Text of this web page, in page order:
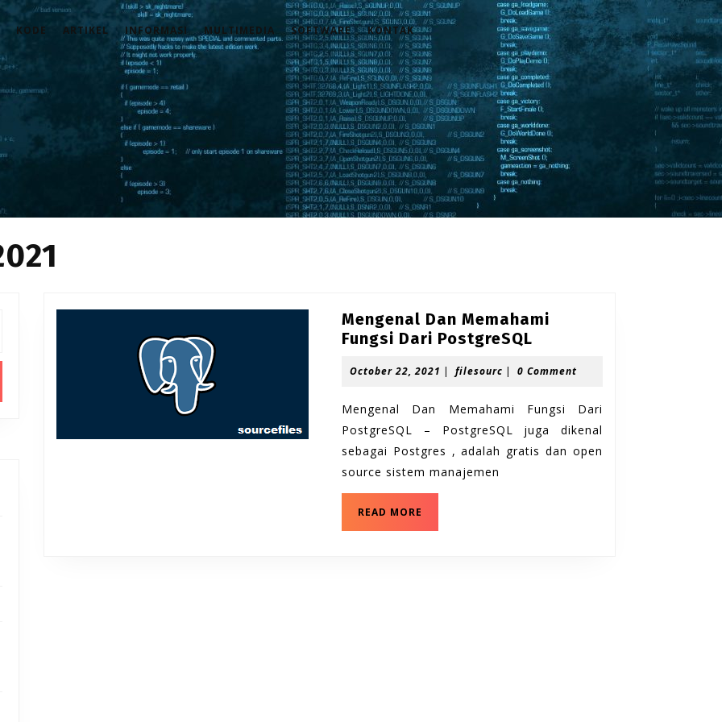
KODE ARTIKEL INFORMASI MULTIMEDIA SOFTWARE KONTAK
Mengenal Dan Memahami
Fungsi Dari PostgreSQL
Memahami
Dari
PostgreSQL
October 22, 2021 October
| filesourc filesourc
| 0 Comment
Mengenal Dan Memahami Fungsi Dari
PostgreSQL – PostgreSQL juga dikenal
sebagai Postgres , adalah gratis dan open
source sistem manajemen
READ MORE